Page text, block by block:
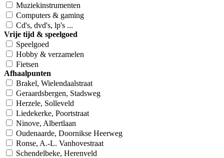
Muziekinstrumenten
Computers & gaming
Cd's, dvd's, lp's ...
Vrije tijd & speelgoed
Speelgoed
Hobby & verzamelen
Fietsen
Afhaalpunten
Brakel, Wielendaalstraat
Geraardsbergen, Stadsweg
Herzele, Solleveld
Liedekerke, Poortstraat
Ninove, Albertlaan
Oudenaarde, Doornikse Heerweg
Ronse, A.-L. Vanhovestraat
Schendelbeke, Herenveld